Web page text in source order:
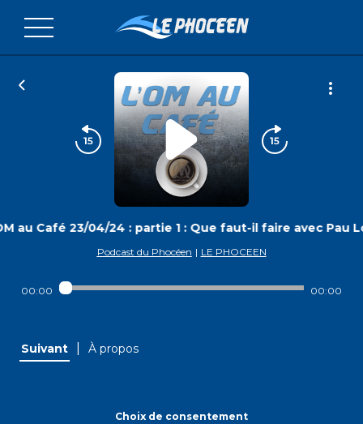
au Café 23/04/24 : partie 1 : Que faut-il faire avec Pau
Podcast du Phocéen | LE PHOCEEN
00:00 00:00
Suivant À propos
Choix de consentement